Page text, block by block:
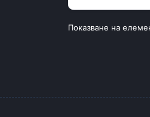
Показване на